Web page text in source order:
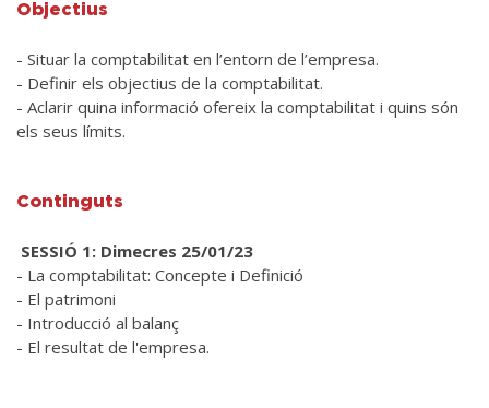
Objectius
- Situar la comptabilitat en l’entorn de l’empresa.
- Definir els objectius de la comptabilitat.
- Aclarir quina informació ofereix la comptabilitat i quins són
els seus límits.
Continguts
SESSIÓ 1: Dimecres 25/01/23
- La comptabilitat: Concepte i Definició
- El patrimoni
- Introducció al balanç
- El resultat de l'empresa.